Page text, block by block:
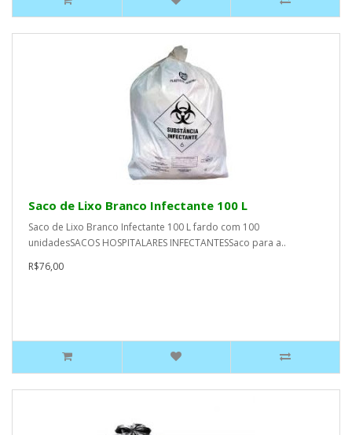
Saco de Lixo Branco Infectante 100 L
Saco de Lixo Branco Infectante 100 L fardo com 100
unidadesSACOS HOSPITALARES INFECTANTESSaco para a..
R$76,00